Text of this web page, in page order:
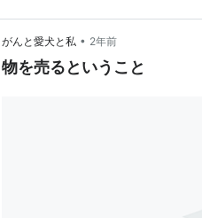
がんと愛犬と私 • 2年前
物を売るということ